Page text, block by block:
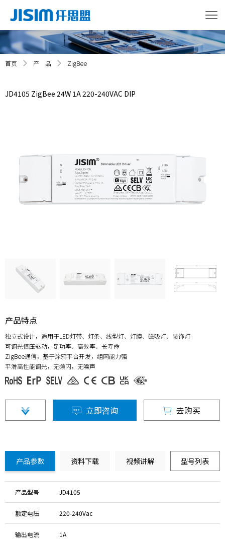
首页 产 品 ZigBee
JD4105 ZigBee 24W 1A 220-240VAC DIP
产品特点
独立式设计，适用于LED灯带、灯条、线型灯、灯膜、磁吸灯、装饰灯
可调光恒压驱动，足功率、高效率、长寿命
ZigBee通信，基于涂鸦平台开发，组网能力强
平滑高性能调光，无频闪，无噪声
立即咨询 去购买
产品参数 资料下载 视频讲解 型号列表
产品型号 JD4105
额定电压 220-240Vac
输出电流 1A